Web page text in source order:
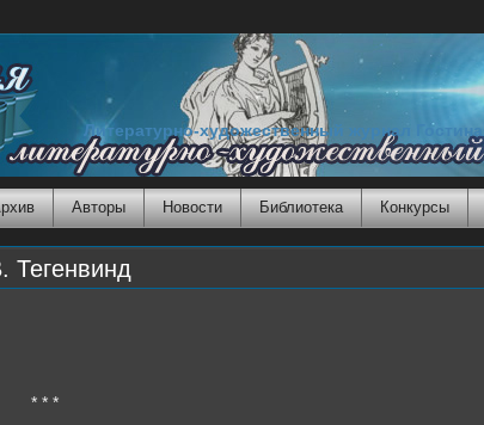
Литературно-художественный журнал Гостиная
Авторы Новости Библиотека Конкурсы
*